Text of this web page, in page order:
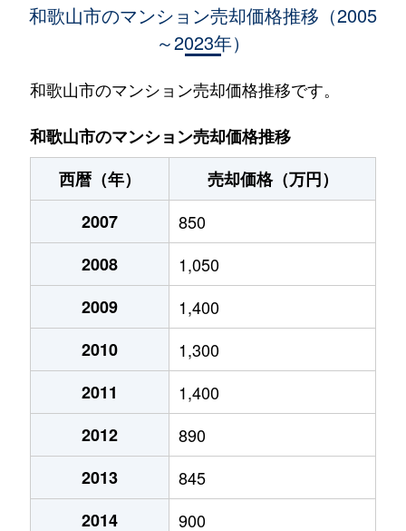
220万円 東松江(和歌山)
吉礼
760万円 吉礼
黒田
2,300万円 和歌山
黒田
1,900万円 和歌山
2,800万円
1,400万円 海南
2,100万円 海南
1,000万円 海南
1,200万円 海南
2,100万円
1,400万円
700万円
和歌山市のマンション売却価格推移（2005
～2023年）
和歌山市のマンション売却価格推移です。
和歌山市のマンション売却価格推移
西暦（年）
売却価格（万円）
2007
850
2008
1,050
2009
1,400
2010
1,300
2011
1,400
2012
890
2013
845
2014
900